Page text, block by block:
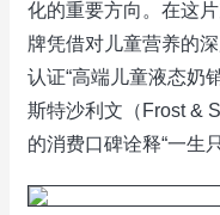
化的重要方向。在这
牌凭借对儿童营养的
认证“高端儿童液态奶
斯特沙利文（Frost &
的消费口碑诠释“一生